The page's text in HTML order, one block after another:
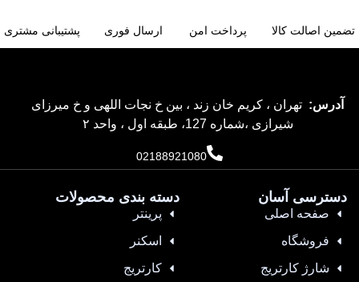
تضمین اصالت کالا پرداخت امن ارسال فوری پشتیبانی مشتری
آدرس: تهران ، کریم خان زند ، بین خ نجات اللهی و خ میرزای
شیرازی ،شماره 127، طبقه اول ، واحد ۲
02188921080
دسترسی آسان
صفحه اصلی
فروشگاه
شارژ کارتریج
دسته بندی محصولات
پرینتر
اسکنر
کارتریج